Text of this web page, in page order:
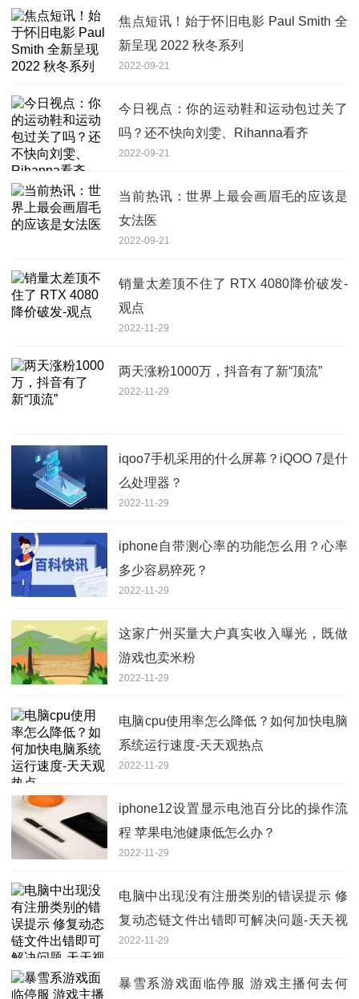
焦点短讯！始于怀旧电影 Paul Smith 全
新呈现 2022 秋冬系列
2022-09-21
今日视点：你的运动鞋和运动包过关了
吗？还不快向刘雯、Rihanna看齐
2022-09-21
当前热讯：世界上最会画眉毛的应该是
女法医
2022-09-21
销量太差顶不住了 RTX 4080降价破发-
观点
2022-11-29
两天涨粉1000万，抖音有了新“顶流”
2022-11-29
iqoo7手机采用的什么屏幕？iQOO 7是什
么处理器？
2022-11-29
iphone自带测心率的功能怎么用？心率
多少容易猝死？
2022-11-29
这家广州买量大户真实收入曝光，既做
游戏也卖米粉
2022-11-29
电脑cpu使用率怎么降低？如何加快电脑
系统运行速度-天天观热点
2022-11-29
iphone12设置显示电池百分比的操作流
程 苹果电池健康低怎么办？
2022-11-29
电脑中出现没有注册类别的错误提示 修
复动态链文件出错即可解决问题-天天视
点
2022-11-29
暴雪系游戏面临停服 游戏主播何去何